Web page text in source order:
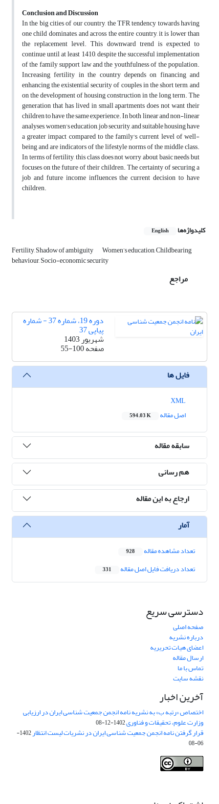
Conclusion and Discussion
In the big cities of our country, the TFR tendency towards having
one child dominates, and across the entire country, it is lower than
the replacement level. This downward trend is expected to
continue until at least 1410, despite the successful implementation
of the family support law and the youthfulness of the population.
Increasing fertility in the country depends on financing and
enhancing the existential security of couples in the short term, and
on the development of housing construction in the long term. The
generation that has lived in small apartments does not want their
children to have the same experience. In both linear and non-linear
analyses, women's education, job security, and suitable housing have
a greater impact compared to the family's current level of well-
being and are indicators of the lifestyle norms of the middle class.
In terms of fertility, this class does not worry about basic needs but
focuses on the future of their children. The certainty of securing a
job and future income influences the current decision to have
children.
کلیدواژه‌ها English
Fertility, Shadow of ambiguity Women’s education, Childbearing
behaviour, Socio-economic security
مراجع
دوره 19، شماره 37 - شماره
پیاپی 37
شهریور 1403
صفحه55-100
فایل ها
اصل مقاله
594.03 K
سابقه مقاله
هم رسانی
ارجاع به این مقاله
آمار
تعداد مشاهده مقاله 928
تعداد دریافت فایل اصل مقاله 331
دسترسی سریع
صفحه اصلی
درباره نشریه
اعضای هیات تحریریه
ارسال مقاله
تماس با ما
نقشه سایت
آخرین اخبار
اختصاص «رتبه ب» به نشریه نامه انجمن جمعیت شناسی ایران در ارزیابی
وزارت علوم، تحقیقات و فناوری1402-12-08
قرار گرفتن نامه انجمن جمعیت شناسی ایران در نشریات لیست انتظار
1402-
06-08